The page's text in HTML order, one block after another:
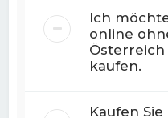
Ich
online
kaufen.
Kaufen